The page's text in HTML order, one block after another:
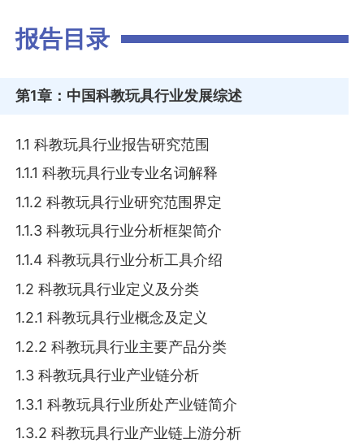
报告目录
第1章 ：中国科教玩具行业发展综述
1.1 科教玩具行业报告研究范围
1.1.1 科教玩具行业专业名词解释
1.1.2 科教玩具行业研究范围界定
1.1.3 科教玩具行业分析框架简介
1.1.4 科教玩具行业分析工具介绍
1.2 科教玩具行业定义及分类
1.2.1 科教玩具行业概念及定义
1.2.2 科教玩具行业主要产品分类
1.3 科教玩具行业产业链分析
1.3.1 科教玩具行业所处产业链简介
1.3.2 科教玩具行业产业链上游分析